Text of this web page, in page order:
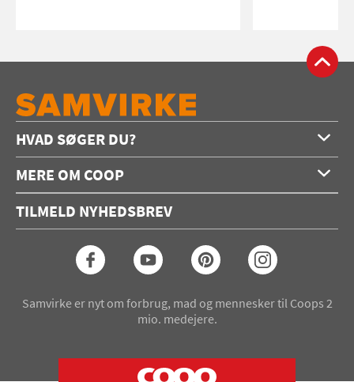
HVAD SØGER DU?
Opskrifter
Konkurrencer
Seneste Samvirke-magasin
MERE OM COOP
Annoncering
Coop medlem
TILMELD NYHEDSBREV
Samvirke er nyt om forbrug, mad og mennesker til Coops 2
mio. medejere.